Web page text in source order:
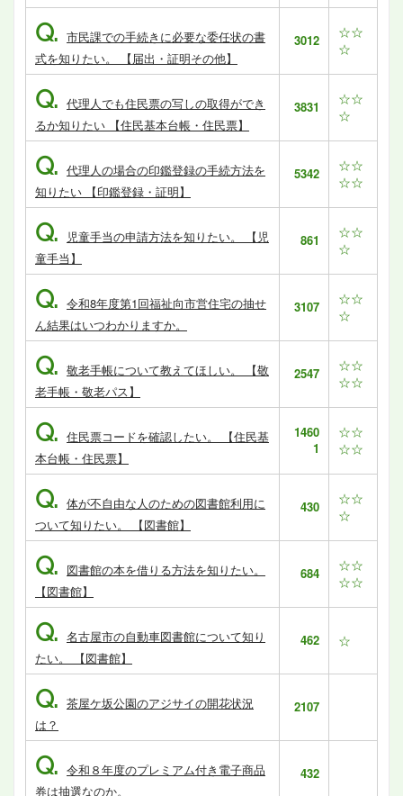
Q. 市民課での手続きに必要な委任状の書
式を知りたい。 【届出・証明その他】
3012
☆☆
☆
Q. 代理人でも住民票の写しの取得ができ
るか知りたい 【住民基本台帳・住民票】
3831
☆☆
☆
Q. 代理人の場合の印鑑登録の手続方法を
知りたい 【印鑑登録・証明】
5342
☆☆
☆☆
Q.
児童手当の申請方法を知りたい。 【児
童手当】
861
☆☆
☆
Q. 令和8年度第1回福祉向市営住宅の抽せ
ん結果はいつわかりますか。
3107
☆☆
☆
Q. 敬老手帳について教えてほしい。 【敬
老手帳・敬老パス】
2547
☆☆
☆☆
Q. 住民票コードを確認したい。 【住民基
本台帳・住民票】
1460
1
☆☆
☆☆
Q. 体が不自由な人のための図書館利用に
ついて知りたい。 【図書館】
430
☆☆
☆
Q. 図書館の本を借りる方法を知りたい。
【図書館】
684
☆☆
☆☆
Q. 名古屋市の自動車図書館について知り
たい。 【図書館】
462 ☆
Q. 茶屋ケ坂公園のアジサイの開花状況
は？
2107
Q. 令和８年度のプレミアム付き電子商品
券は抽選なのか。
432